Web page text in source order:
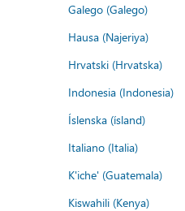
Galego (Galego)
Hausa (Najeriya)
Hrvatski (Hrvatska)
Indonesia (Indonesia)
Íslenska (ísland)
Italiano (Italia)
K'iche' (Guatemala)
Kiswahili (Kenya)